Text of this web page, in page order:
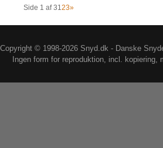
Side 1 af 3123»
Copyright © 1998-2026 Snyd.dk - Danske
Ingen form for reproduktion, incl.